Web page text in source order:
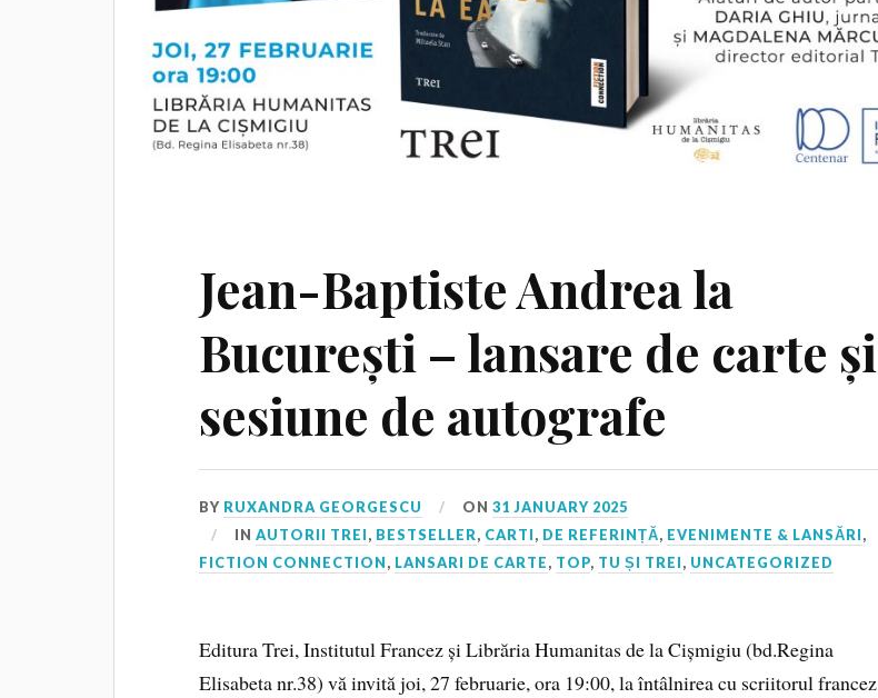
Jean-Baptiste Andrea la
București – lansare de carte și
sesiune de autografe
BY RUXANDRA GEORGESCU ON31 JANUARY 2025
INAUTORII TREI, BESTSELLER, CARTI, DE REFERINȚĂ, EVENIMENTE & LANSĂRI,
FICTION CONNECTION, LANSARI DE CARTE, TOP, TU ȘI TREI, UNCATEGORIZED
Editura Trei, Institutul Francez și Librăria Humanitas de la Cișmigiu (bd.Regina
Elisabeta nr.38) vă invită joi, 27 februarie, ora 19:00, la întâlnirea cu scriitorul francez